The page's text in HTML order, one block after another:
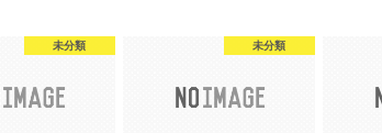
未分類 未分類